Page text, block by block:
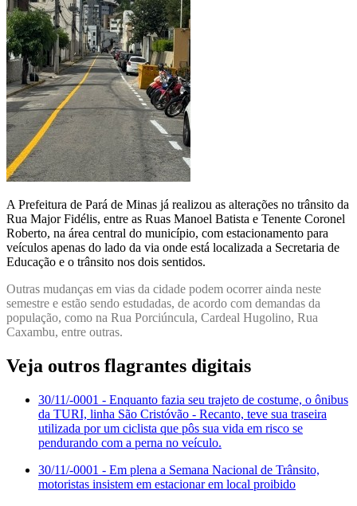
A Prefeitura de Pará de Minas já realizou as alterações no trânsito da
Rua Major Fidélis, entre as Ruas Manoel Batista e Tenente Coronel
Roberto, na área central do município, com estacionamento para
veículos apenas do lado da via onde está localizada a Secretaria de
Educação e o trânsito nos dois sentidos.
Outras mudanças em vias da cidade podem ocorrer ainda neste
semestre e estão sendo estudadas, de acordo com demandas da
população, como na Rua Porciúncula, Cardeal Hugolino, Rua
Caxambu, entre outras.
Veja outros flagrantes digitais
30/11/-0001 - Enquanto fazia seu trajeto de costume, o ônibus
da TURI, linha São Cristóvão - Recanto, teve sua traseira
utilizada por um ciclista que pôs sua vida em risco se
pendurando com a perna no veículo.
30/11/-0001 - Em plena a Semana Nacional de Trânsito,
motoristas insistem em estacionar em local proibido